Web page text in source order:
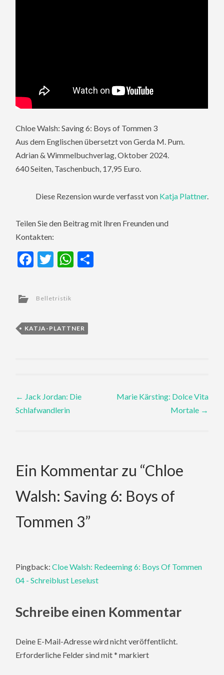
Chloe Walsh: Saving 6: Boys of Tommen 3
Aus dem Englischen übersetzt von Gerda M. Pum.
Adrian & Wimmelbuchverlag, Oktober 2024.
640 Seiten, Taschenbuch, 17,95 Euro.
Diese Rezension wurde verfasst von Katja Plattner.
Teilen Sie den Beitrag mit Ihren Freunden und
Kontakten:
Facebook
TwitterWhatsApp
Belletristik
KATJA-PLATTNER
Post
navigation
← Jack Jordan: Die
Schlafwandlerin
Marie Kärsting: Dolce Vita
Mortale →
Ein Kommentar zu “Chloe
Walsh: Saving 6: Boys of
Tommen 3”
Pingback:Cloe Walsh: Redeeming 6: Boys Of Tommen
04 - Schreiblust Leselust
Schreibe einen Kommentar
Deine E-Mail-Adresse wird nicht veröffentlicht.
Erforderliche Felder sind mit* markiert